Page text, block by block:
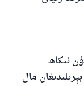
نىكاھ
مال